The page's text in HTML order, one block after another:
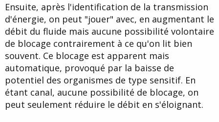
Ensuite, après l'identification de la transmission
d'énergie, on peut "jouer" avec, en augmentant le
débit du fluide mais aucune possibilité volontaire
de blocage contrairement à ce qu'on lit bien
souvent. Ce blocage est apparent mais
automatique, provoqué par la baisse de
potentiel des organismes de type sensitif. En
étant canal, aucune possibilité de blocage, on
peut seulement réduire le débit en s'éloignant.